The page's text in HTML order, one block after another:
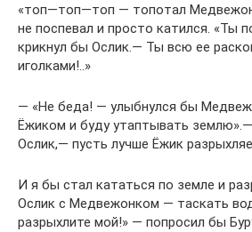
«топ—топ—топ — топотал
не поспевал и просто катился. «Ты
крикнул бы Ослик.— Ты всю ее
иголками!..»
— «Не беда! — улыбнулся бы
Ёжиком и буду утаптывать
Ослик,— пусть лучше Ёжик
И я бы стал кататься по земле и
Ослик с Медвежонком — таскать
разрыхлите мой!» — попросил бы